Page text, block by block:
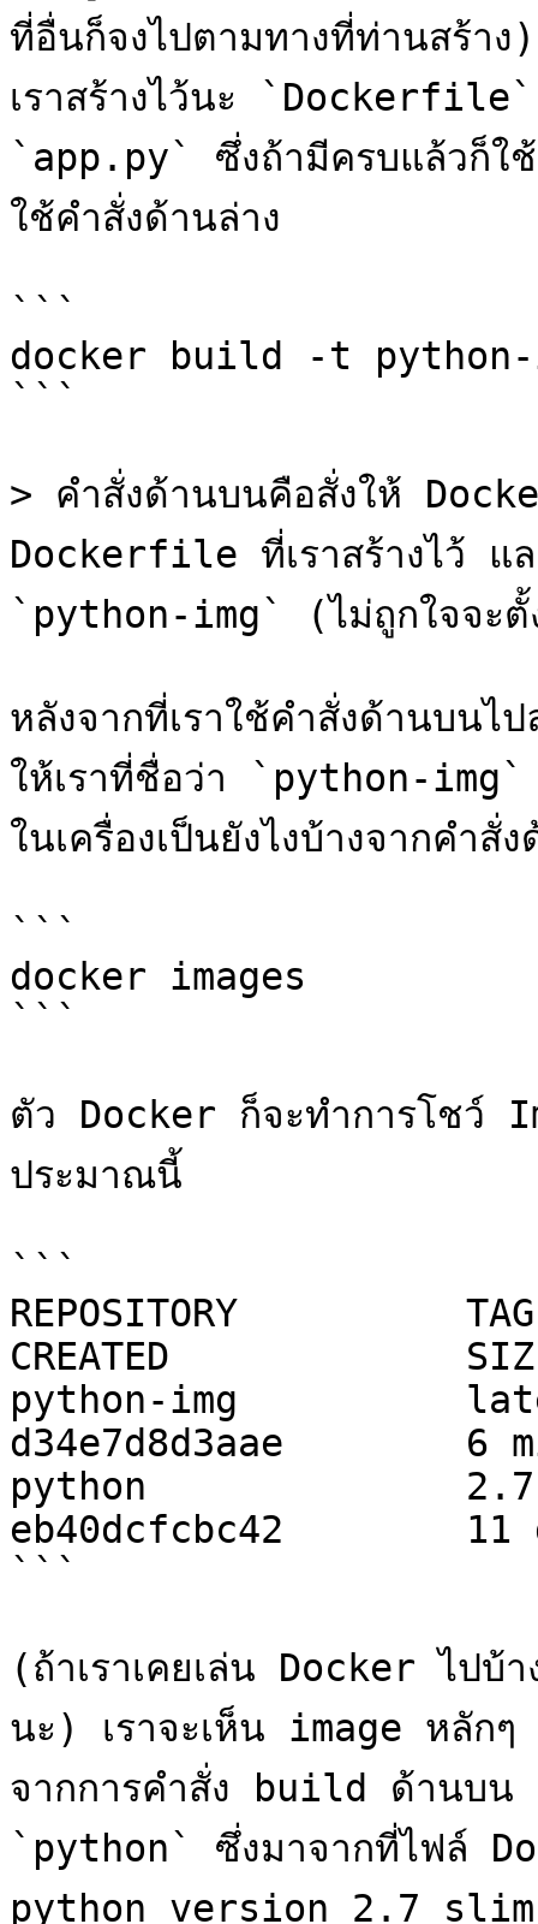
ที่อื่นก็จงไปตามทางที่ท่านสร้า
เราสร้างไว้นะ
`app.py` ซึ่งถ้ามีครบแล้วก็ใช้
ใช้คำสั่งด้านล่าง
```
docker build -t
```
> คำสั่งด้านบนคือสั่งให้
Dockerfile ที่เราสร้างไว้ แ
`python-img` (ไม่ถูกใจจะตั้
หลังจากที่เราใช้คำสั่งด้านบน
ให้เราที่ชื่อว่า `python-img`
ในเครื่องเป็นยังไงบ้างจากคำสั่
```
docker images
```
ตัว Docker ก็จะทำการโชว์
ประมาณนี้
```
REPOSITORY
CREATED
python-img
d34e7d8d3aae        6
python
eb40dcfcbc42        11
```
(ถ้าเราเคยเล่น Docker ไปบ้
นะ) เราจะเห็น image หลั
จากการคำสั่ง build ด้านบน
`python` ซึ่งมาจากที่ไฟล์
python version 2.7 slim